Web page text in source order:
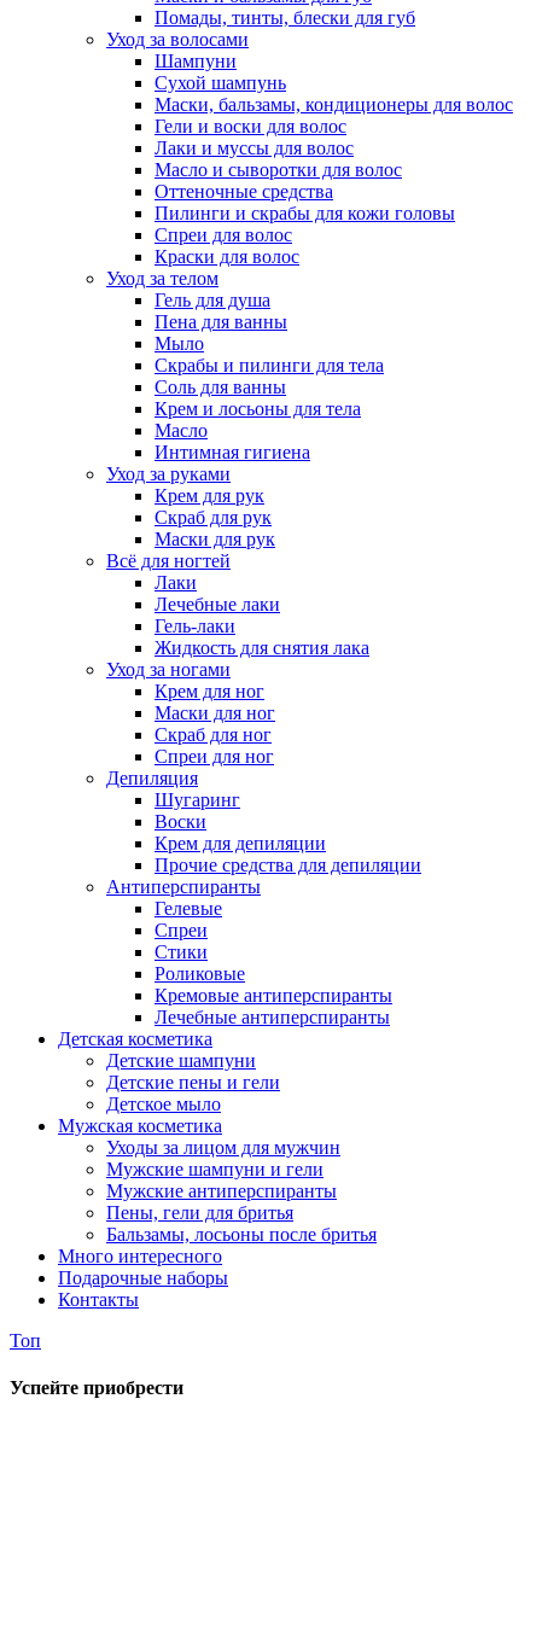
Помады, тинты, блески для губ
Уход за волосами
Шампуни
Сухой шампунь
Маски, бальзамы, кондиционеры для волос
Гели и воски для волос
Лаки и муссы для волос
Масло и сыворотки для волос
Оттеночные средства
Пилинги и скрабы для кожи головы
Спреи для волос
Краски для волос
Уход за телом
Гель для душа
Пена для ванны
Мыло
Скрабы и пилинги для тела
Соль для ванны
Крем и лосьоны для тела
Масло
Интимная гигиена
Уход за руками
Крем для рук
Скраб для рук
Маски для рук
Всё для ногтей
Лаки
Лечебные лаки
Гель-лаки
Жидкость для снятия лака
Уход за ногами
Крем для ног
Маски для ног
Скраб для ног
Спреи для ног
Депиляция
Шугаринг
Воски
Крем для депиляции
Прочие средства для депиляции
Антиперспиранты
Гелевые
Спреи
Стики
Роликовые
Кремовые антиперспиранты
Лечебные антиперспиранты
Детская косметика
Детские шампуни
Детские пены и гели
Детское мыло
Мужская косметика
Уходы за лицом для мужчин
Мужские шампуни и гели
Мужские антиперспиранты
Пены, гели для бритья
Бальзамы, лосьоны после бритья
Много интересного
Подарочные наборы
Контакты
Топ
Успейте приобрести